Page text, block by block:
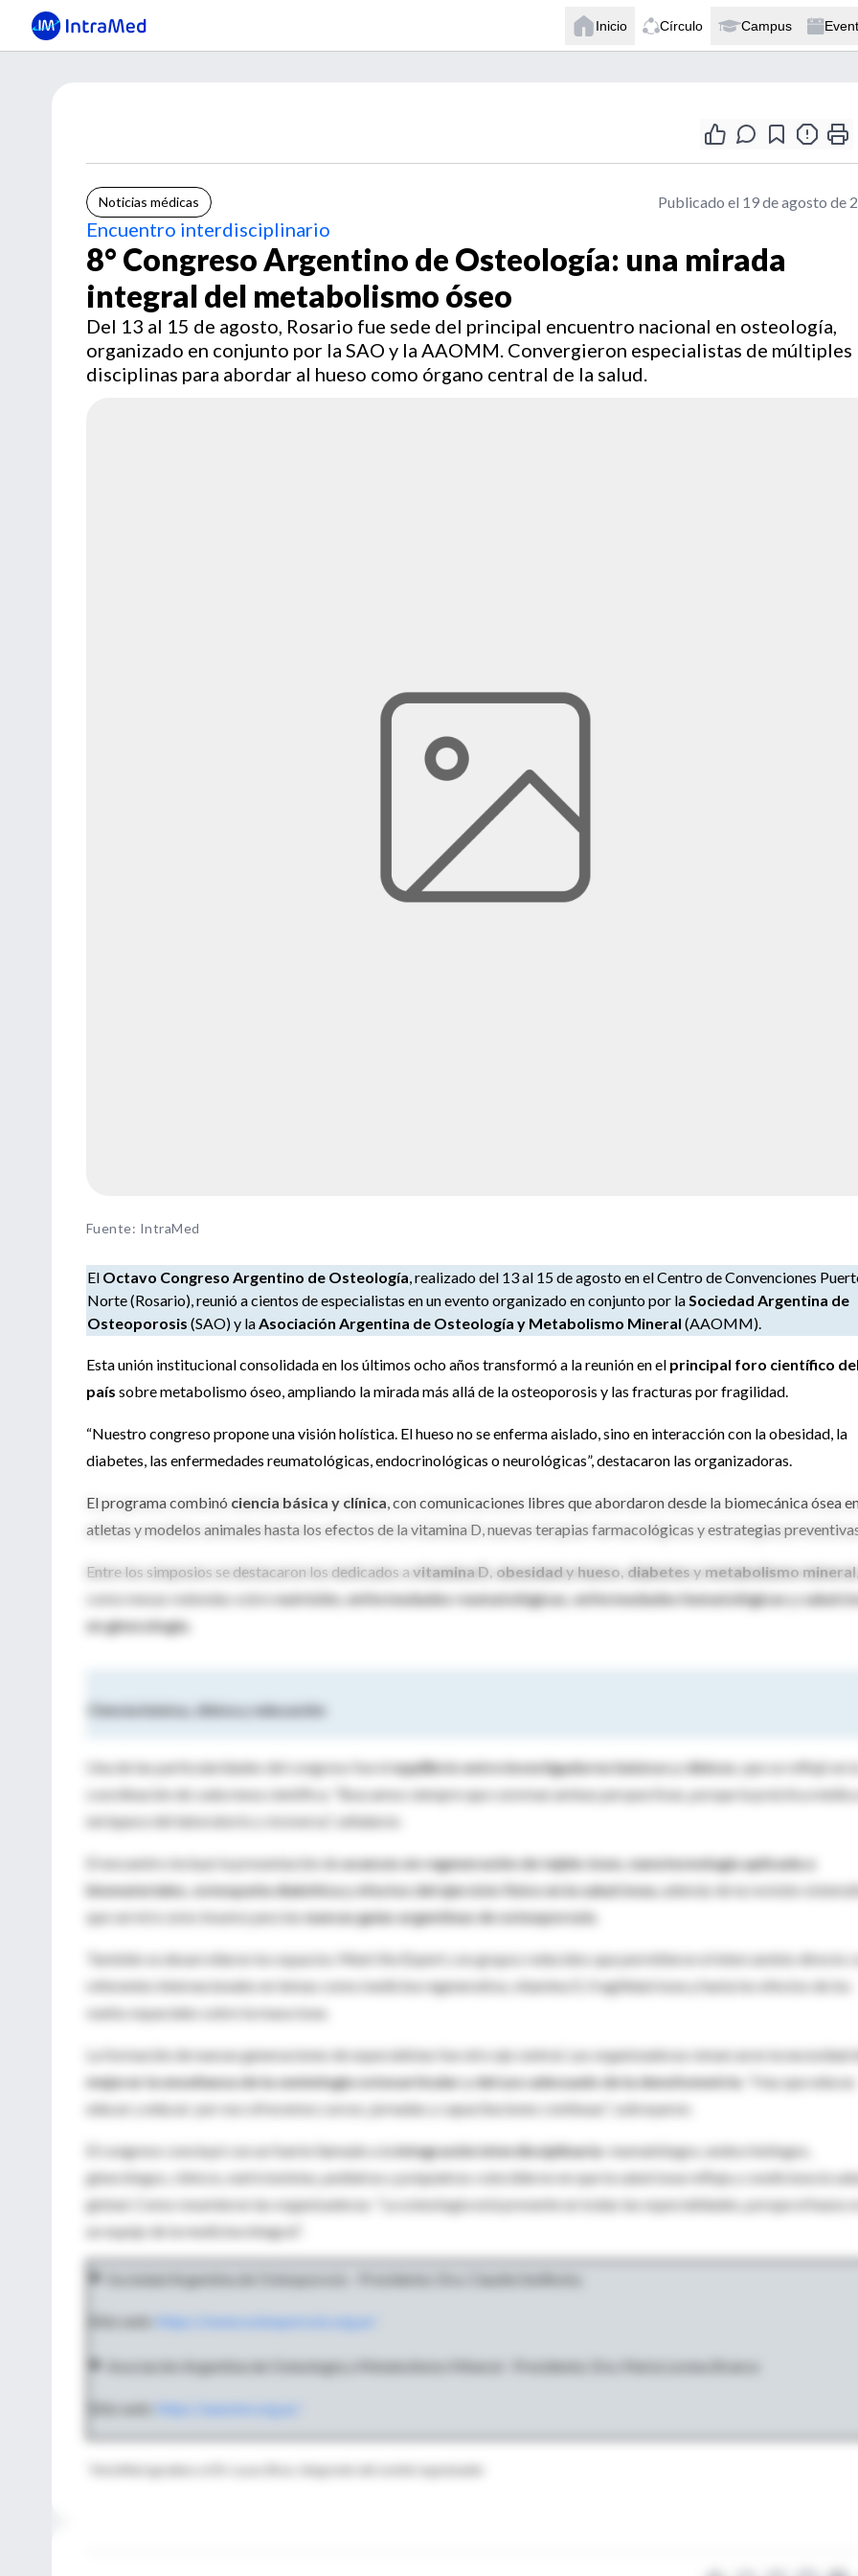
Inicio Círculo Campus
Noticias médicas Publicado el 19 de agosto de
Encuentro interdisciplinario
8° Congreso Argentino de Osteología: una mirada
integral del metabolismo óseo
Del 13 al 15 de agosto, Rosario fue sede del principal encuentro nacional en osteología,
organizado en conjunto por la SAO y la AAOMM. Convergieron especialistas de múltiples
disciplinas para abordar al hueso como órgano central de la salud.
Fuente: IntraMed
El Octavo Congreso Argentino de Osteología , realizado del 13 al 15 de agosto en el Centro de Convenciones
Norte (Rosario), reunió a cientos de especialistas en un evento organizado en conjunto por la Sociedad Argentina de
Osteoporosis (SAO) y la Asociación Argentina de Osteología y Metabolismo Mineral (AAOMM).
Esta unión institucional consolidada en los últimos ocho años transformó a la reunión en el principal foro científico
país sobre metabolismo óseo, ampliando la mirada más allá de la osteoporosis y las fracturas por fragilidad.
“Nuestro congreso propone una visión holística. El hueso no se enferma aislado, sino en interacción con la obesidad, la
diabetes, las enfermedades reumatológicas, endocrinológicas o neurológicas”, destacaron las organizadoras.
El programa combinó ciencia básica y clínica , con comunicaciones libres que abordaron desde la biomecánica ósea
atletas y modelos animales hasta los efectos de la vitamina D, nuevas terapias farmacológicas y estrategias
Entre los simposios se destacaron los dedicados avitamina D, obesidad y hueso, diabetes y metabolismo mineral
como mesas redondas sobrenutrición, enfermedades reumatológicas, enfermedades hematológicas y salud
en ginecología.
Ciencia básica, clínica y educación
Una de las particularidades del congreso fue elequilibrio entre investigadores básicos y clínicos, que se reflejó en
coordinación de cada mesa científica. “Buscamos siempre que convivan ambas perspectivas, porque la práctica
enriquece del laboratorio y viceversa”, señalaron.
El encuentro incluyó la presentación deavances en regeneración de tejido óseo, nanotecnología aplicada a
biomateriales, osteopatía diabética y efectos del ejercicio físico en la salud ósea, además de la revisión
que servirá como insumo para lasnuevas guías argentinas de osteoporosis.
También se desarrollaron los espacios Meet the Expert
, con grupos reducidos que permitieron el intercambio directo
referentes internacionales en temas como medicina regenerativa, vitamina D, fragilidad ósea y hasta los efectos de los
vuelos espaciales sobre la masa ósea.
La formación de nuevas generaciones de especialistas fue otro eje central. Las organizadoras remarcaron la necesidad
mejorar la enseñanza de la semiología osteoarticular y del uso adecuado de la densitometría . “Hay que educar,
educar y educar: por eso ofrecemos cursos, jornadas y capacitaciones continuas”, subrayaron.
El congreso concluyó con un fuerte llamado a laintegración interdisciplinaria: reumatólogos, endocrinólogos,
ginecólogos, clínicos, nutricionistas, pediatras y psiquiatras coincidieron en que la salud ósea refleja y condiciona la
global. Como resumieron las organizadoras: “La osteología está presente en todas las especialidades, porque el hueso
un espejo de la medicina integral”.
• Sociedad Argentina de Osteoporosis - Presidenta: Dra. Claudia Sedlinsky
Sitio web: https://www.osteoporosis.org.ar/
• Asociación Argentina de Osteología y Metabolismo Mineral - Presidenta: Dra. Maria Lorena Brance
Sitio web: https://aaomm.org.ar/
*IntraMed agradece al Dr. Lucas Brun, integrante del comité organizador.